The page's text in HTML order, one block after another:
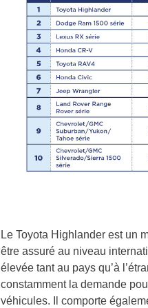
Le Toyota Highlander est un
être assuré au niveau
élevée tant au pays qu’à
constamment la demande
véhicules. Il comporte